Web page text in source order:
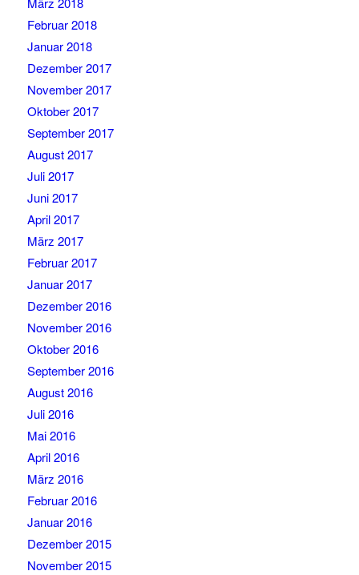
Februar 2018
Januar 2018
Dezember 2017
November 2017
Oktober 2017
September 2017
August 2017
Juli 2017
Juni 2017
April 2017
März 2017
Februar 2017
Januar 2017
Dezember 2016
November 2016
Oktober 2016
September 2016
August 2016
Juli 2016
Mai 2016
April 2016
März 2016
Februar 2016
Januar 2016
Dezember 2015
November 2015